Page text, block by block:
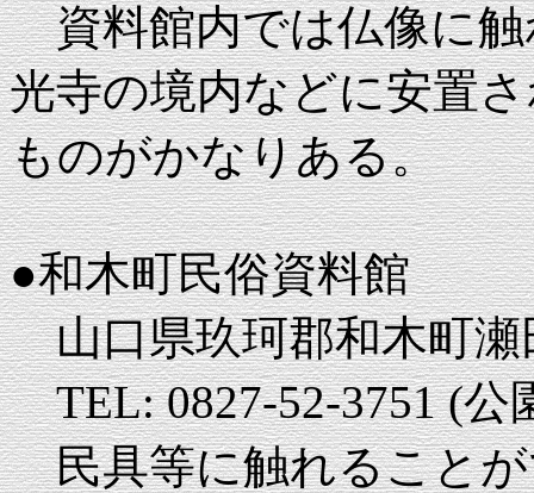
資料館内では仏像に触
光寺の境内などに安置
ものがかなりある。
●和木町民俗資料館
山口県玖珂郡和木町瀬
TEL: 0827-52-3751 (公
民具等に触れることが